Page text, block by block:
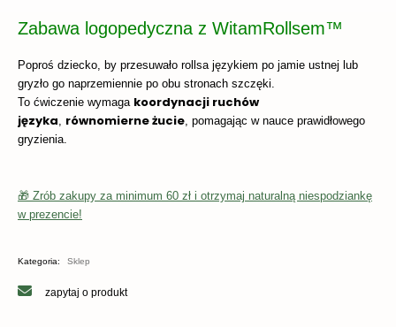
Zabawa logopedyczna z WitamRollsem™
Poproś dziecko, by przesuwało rollsa językiem po jamie ustnej lub
gryzło go naprzemiennie po obu stronach szczęki.
To ćwiczenie wymaga koordynacji ruchów
języka równomierne żucie , pomagając w nauce prawidłowego
gryzienia.
🎁 Zrób zakupy za minimum 60 zł i otrzymaj naturalną niespodziankę
w prezencie!
Kategoria: Sklep
zapytaj o produkt